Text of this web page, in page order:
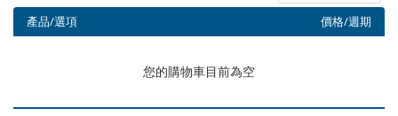
產品/選項 價格/週期
您的購物車目前為空